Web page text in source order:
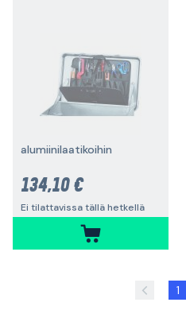
alumiinilaatikoihin
134,10 €
Ei tilattavissa tällä hetkellä
1